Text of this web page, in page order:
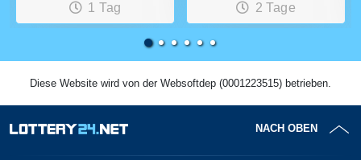
1 Tag 2 Tage
Diese Website wird von der Websoftdep (0001223515) betrieben.
NACH OBEN